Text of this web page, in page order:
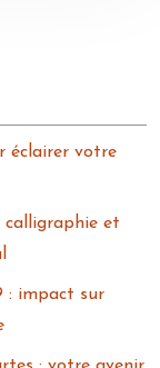
éclairer votre
calligraphie et
: impact sur